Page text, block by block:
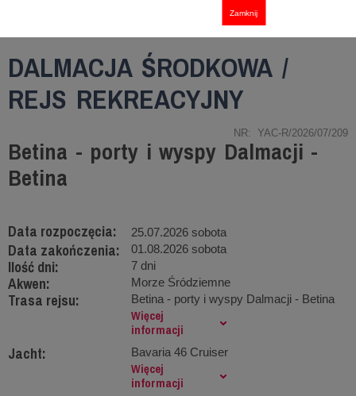
Zamknij
DALMACJA ŚRODKOWA /
REJS REKREACYJNY
NR: YAC-R/2026/07/209
Betina - porty i wyspy Dalmacji -
Betina
Data rozpoczęcia: 25.07.2026 sobota
Data zakończenia: 01.08.2026 sobota
Ilość dni: 7 dni
Akwen: Morze Śródziemne
Trasa rejsu: Betina - porty i wyspy Dalmacji - Betina
Więcej
informacji
Jacht: Bavaria 46 Cruiser
Więcej
informacji